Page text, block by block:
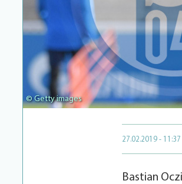
© Getty images
27.02.2019 - 11:37
Bastian